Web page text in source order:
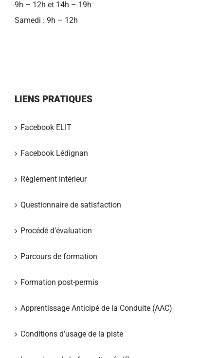
9h – 12h et 14h – 19h
Samedi : 9h – 12h
LIENS PRATIQUES
Facebook ELIT
Facebook Lédignan
Règlement intérieur
Questionnaire de satisfaction
Procédé d’évaluation
Parcours de formation
Formation post-permis
Apprentissage Anticipé de la Conduite (AAC)
Conditions d’usage de la piste